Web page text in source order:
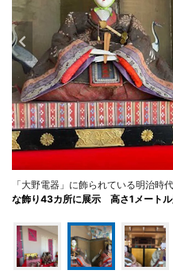
「大野電器」に飾られている明治時
な飾り43カ所に展示 高さ1メート